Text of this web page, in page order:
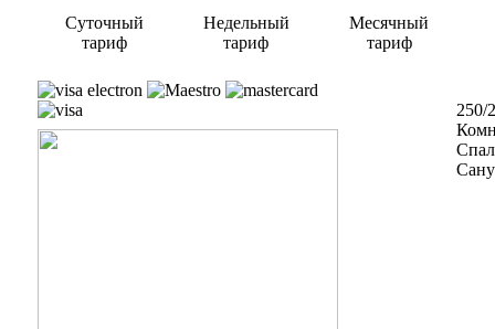
Суточный
тариф
Недельный
тариф
Месячный
тариф
250/